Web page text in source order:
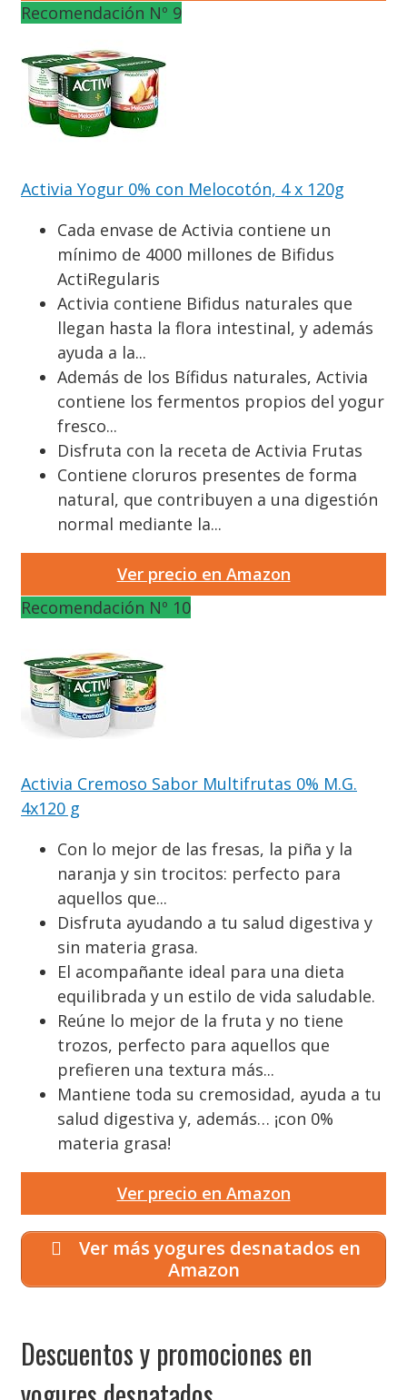
Recomendación Nº 9
Activia Yogur 0% con Melocotón, 4 x 120g
Cada envase de Activia contiene un
mínimo de 4000 millones de Bifidus
ActiRegularis
Activia contiene Bifidus naturales que
llegan hasta la flora intestinal, y además
ayuda a la...
Además de los Bífidus naturales, Activia
contiene los fermentos propios del yogur
fresco...
Disfruta con la receta de Activia Frutas
Contiene cloruros presentes de forma
natural, que contribuyen a una digestión
normal mediante la...
Ver precio en Amazon
Recomendación Nº 10
Activia Cremoso Sabor Multifrutas 0% M.G.
4x120 g
Con lo mejor de las fresas, la piña y la
naranja y sin trocitos: perfecto para
aquellos que...
Disfruta ayudando a tu salud digestiva y
sin materia grasa.
El acompañante ideal para una dieta
equilibrada y un estilo de vida saludable.
Reúne lo mejor de la fruta y no tiene
trozos, perfecto para aquellos que
prefieren una textura más...
Mantiene toda su cremosidad, ayuda a tu
salud digestiva y, además… ¡con 0%
materia grasa!
Ver precio en Amazon
Ver más yogures desnatados en
Amazon
Descuentos y promociones en